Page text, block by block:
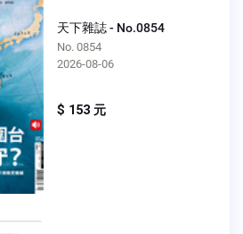
天下雜誌 - No.0854
No. 0854
2026-08-06
$ 153 元